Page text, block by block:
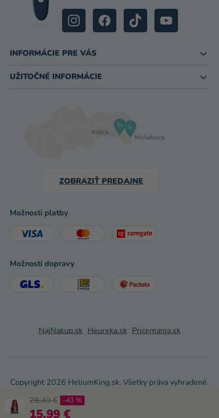
28,49 € –43 %
15,99 €
INFORMÁCIE PRE VÁS
UŽITOČNÉ INFORMÁCIE
ZOBRAZIŤ PREDAJNE
Možnosti platby
Možnosti dopravy
NajNakup.sk Heureka.sk Pricemania.sk
Shoptet
Copyright 2026 HeliumKing.sk. Všetky práva vyhradené.